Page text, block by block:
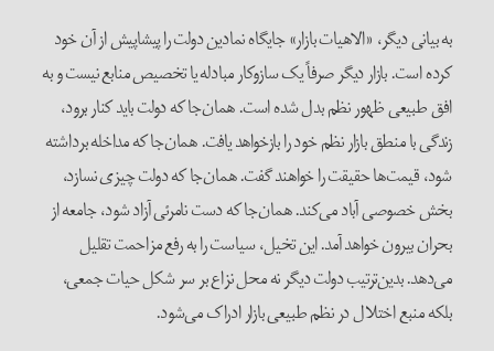
به بیانی دیگر، «الاهیات بازار» جایگاه نمادین دولت را پیشاپیش از آن خود
کرده است. بازار دیگر صرفاً یک سازوکار مبادله یا تخصیص منابع نیست و به
افق طبیعی ظهور نظم بدل شده است. همان‌جا که دولت باید کنار برود،
زندگی با منطق بازار نظم خود را بازخواهد یافت. همان‌جا که مداخله برداشته
شود، قیمت‌ها حقیقت را خواهند گفت. همان‌جا که دولت چیزی نسازد،
بخش خصوصی آباد می‌کند. همان‌جا که دست نامرئی آزاد شود، جامعه از
بحران بیرون خواهد آمد. این تخیل، سیاست را به رفع مزاحمت تقلیل
می‌دهد. بدین‌ترتیب دولت دیگر نه محل نزاع بر سر شکل حیات جمعی،
بلکه منبع اختلال در نظم طبیعی بازار ادراک می‌شود.